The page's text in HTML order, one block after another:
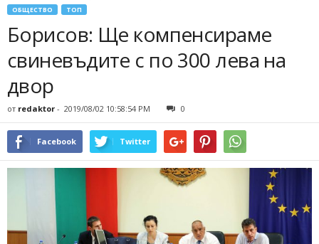
ОБЩЕСТВО ТОП
Борисов: Ще компенсираме
свиневъдите с по 300 лева на
двор
от redaktor - 2019/08/02 10:58:54 PM 0
Facebook Twitter